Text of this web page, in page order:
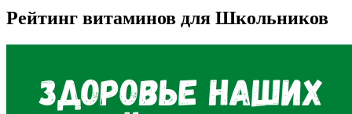
Рейтинг витаминов для Школьников